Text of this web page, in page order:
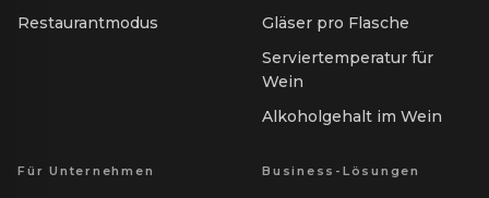
Restaurantmodus
Gläser pro Flasche
Serviertemperatur für
Wein
Alkoholgehalt im Wein
Für Unternehmen Business-Lösungen